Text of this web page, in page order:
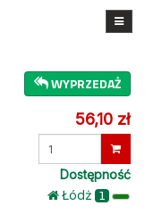
WYPRZEDAŻ
56,10 zł
Dostępność
Łódż 1